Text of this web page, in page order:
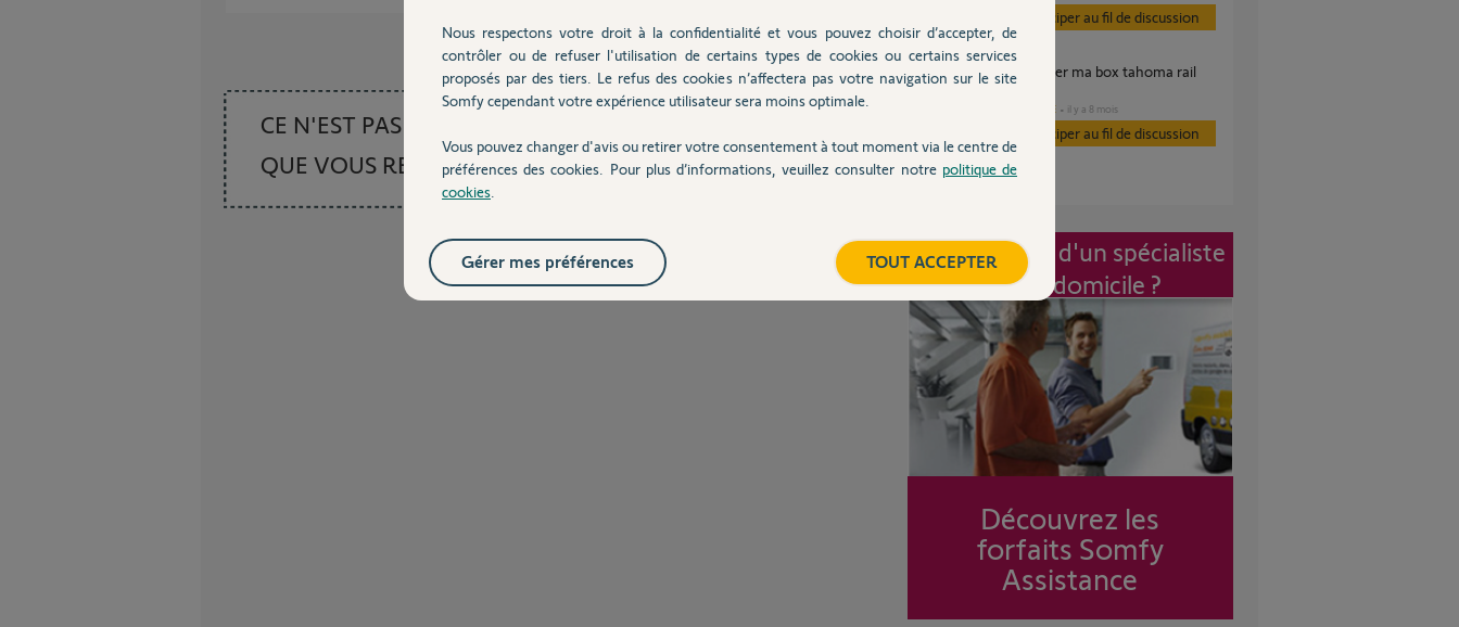
CE N'EST PAS CE
QUE VOUS RECHERCHEZ
Posez votre question
Participer au fil de discussion
Comment Réinitialiser ma box tahoma rail
din v2?
DOMOTIQUE il y a 8 mois
Participer au fil de discussion
Intervention d'un spécialiste
à mon domicile ?
Découvrez les
forfaits Somfy
Assistance
Nous respectons votre droit à la confidentialité et vous pouvez choisir d’accepter, de
contrôler ou de refuser l'utilisation de certains types de cookies ou certains services
proposés par des tiers. Le refus des cookies n’affectera pas votre navigation sur le site
Somfy cependant votre expérience utilisateur sera moins optimale.
Vous pouvez changer d'avis ou retirer votre consentement à tout moment via le centre de
préférences des cookies. Pour plus d’informations, veuillez consulter notre politique de
cookies
TOUT ACCEPTER
Gérer mes préférences